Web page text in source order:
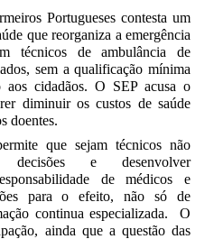
Portugueses contesta um
que reorganiza a emergência
técnicos de ambulância de
sem a qualificação mínima
aos cidadãos. O SEP acusa o
diminuir os custos de saúde
doentes.
que sejam técnicos não
e desenvolver
de médicos e
para o efeito, não só de
continua especializada. O
ainda que a questão das